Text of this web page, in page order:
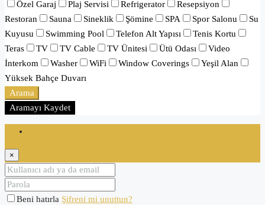
Özel Garaj
Plaj Servisi Refrigerator
Resepsiyon
Restoran
Sauna Sineklik Şömine SPA Spor Salonu
Su
Kuyusu
Swimming Pool Telefon Alt Yapısı
Tenis Kortu
Teras
TV TV Cable TV Ünitesi Ütü Odası
Video
İnterkom
Washer WiFi Window Coverings
Yeşil Alan
Yüksek Bahçe Duvarı
Arama
Aramayı Kaydet
×
Beni hatırla Şifreni mi unuttun?